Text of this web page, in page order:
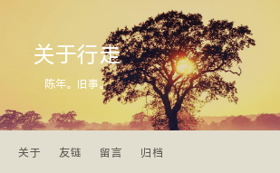
关于行走
陈年。旧事。
关于 友链 留言 归档